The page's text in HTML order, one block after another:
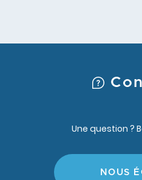
Une question ?
NOUS